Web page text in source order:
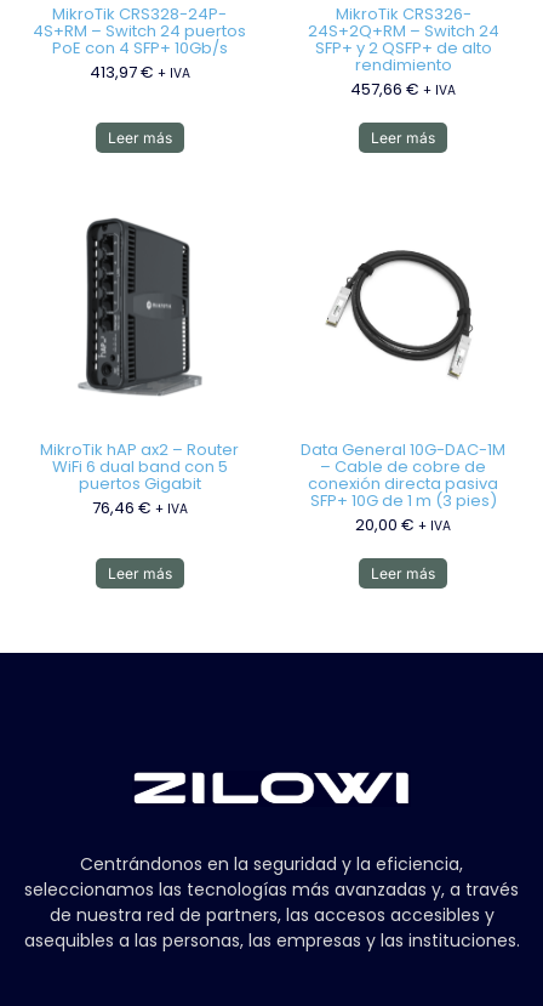
MikroTik CRS328-24P-
4S+RM – Switch 24 puertos
PoE con 4 SFP+ 10Gb/s
413,97€ + IVA
Leer más
MikroTik CRS326-
24S+2Q+RM – Switch 24
SFP+ y 2 QSFP+ de alto
rendimiento
457,66€ + IVA
Leer más
MikroTik hAP ax2 – Router
WiFi 6 dual band con 5
puertos Gigabit
76,46 € + IVA
Leer más
Data General 10G-DAC-1M
– Cable de cobre de
conexión directa pasiva
SFP+ 10G de 1 m (3 pies)
20,00€ + IVA
Leer más
Centrándonos en la seguridad y la eficiencia,
seleccionamos las tecnologías más avanzadas y, a través
de nuestra red de partners, las accesos accesibles y
asequibles a las personas, las empresas y las instituciones.